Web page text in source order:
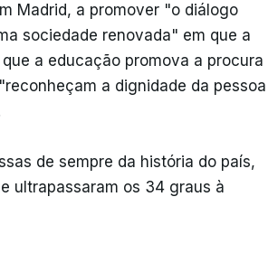
Madrid, a promover "o diálogo
sociedade renovada" em que a
a educação promova a procura
a dignidade da pessoa
de sempre da história do país,
ultrapassaram os 34 graus à